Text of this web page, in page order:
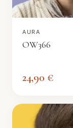
AURA
OW366
24,90 €